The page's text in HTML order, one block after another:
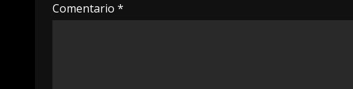
Comentario *